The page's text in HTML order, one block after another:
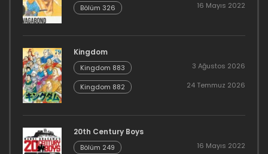
Bölüm 326 16 Mayıs 2022
Kingdom
Kingdom 883 3 Ağustos 2026
Kingdom 882 24 Temmuz 2026
20th Century Boys
Bölüm 249 16 Mayıs 2022